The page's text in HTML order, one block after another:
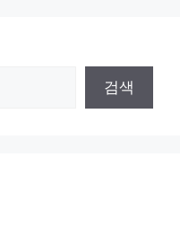
검색